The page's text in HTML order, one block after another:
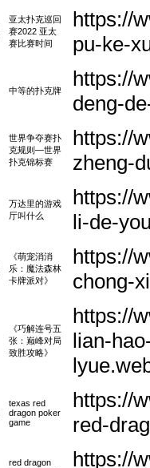
亚太扑克巡回
赛2022 亚太
赛比赛时间
https://
pu-ke-
中等的扑克牌
https://
deng-
世界争夺赛扑
克规则—世界
扑克锦标赛
https://
zheng-
万达里的游戏
厅叫什么
https://
li-de-
《萌宠消消
乐：魔法森林
卡牌派对》
https://
chong-
《巧解连号五
张：巅峰对局
致胜攻略》
https://
lian-
texas red
dragon poker
game
https://
red-
red dragon
https://